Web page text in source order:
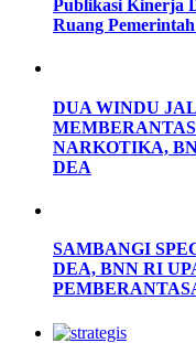
Publikasi Kinerja
Ruang
DUA WINDU
NARKOTIKA,
DEA
SAMBANGI
DEA, BNN RI